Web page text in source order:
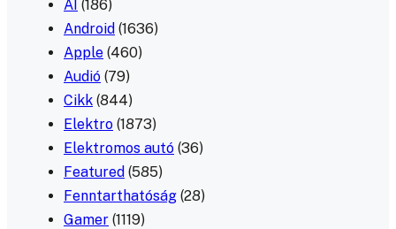
AI (186)
Android (1636)
Apple (460)
Audió (79)
Cikk (844)
Elektro (1873)
Elektromos autó (36)
Featured (585)
Fenntarthatóság (28)
Gamer (1119)